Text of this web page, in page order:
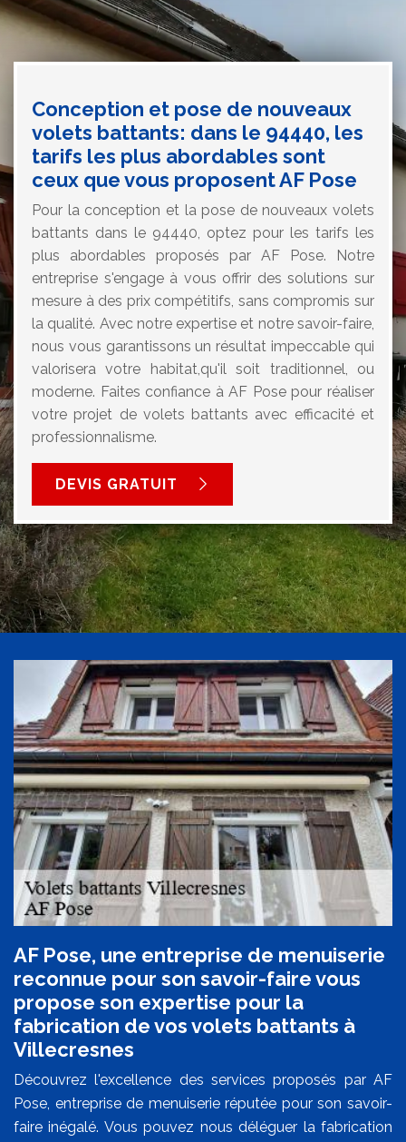
Conception et pose de nouveaux
volets battants: dans le 94440, les
tarifs les plus abordables sont
ceux que vous proposent AF Pose
Pour la conception et la pose de nouveaux volets
battants dans le 94440, optez pour les tarifs les
plus abordables proposés par AF Pose. Notre
entreprise s'engage à vous offrir des solutions sur
mesure à des prix compétitifs, sans compromis sur
la qualité. Avec notre expertise et notre savoir-faire,
nous vous garantissons un résultat impeccable qui
valorisera votre habitat,qu'il soit traditionnel, ou
moderne. Faites confiance à AF Pose pour réaliser
votre projet de volets battants avec efficacité et
professionnalisme.
DEVIS GRATUIT
AF Pose, une entreprise de menuiserie
reconnue pour son savoir-faire vous
propose son expertise pour la
fabrication de vos volets battants à
Villecresnes
Découvrez l'excellence des services proposés par AF
Pose, entreprise de menuiserie réputée pour son savoir-
faire inégalé. Vous pouvez nous déléguer la fabrication